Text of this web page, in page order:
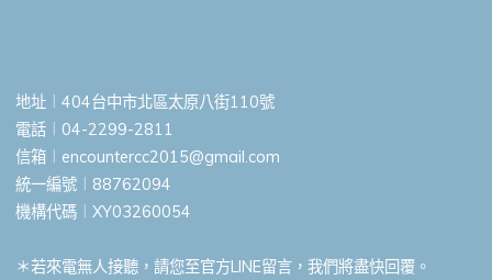
地址︱404台中市北區太原八街110號
電話︱04-2299-2811
信箱︱ encountercc2015@gmail.com
統一編號︱88762094
機構代碼︱XY03260054
＊若來電無人接聽，請您至官方LINE留言，我們將盡快回覆。